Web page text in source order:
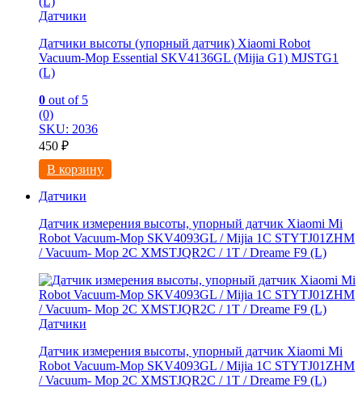
Датчики
Датчики высоты (упорный датчик) Xiaomi Robot
Vacuum-Mop Essential SKV4136GL (Mijia G1) MJSTG1
(L)
0 out of 5
(0)
SKU: 2036
450 ₽
В корзину
Датчики
Датчик измерения высоты, упорный датчик Xiaomi Mi
Robot Vacuum-Mop SKV4093GL / Mijia 1C STYTJ01ZHM
/ Vacuum- Mop 2C XMSTJQR2C / 1T / Dreame F9 (L)
Датчики
Датчик измерения высоты, упорный датчик Xiaomi Mi
Robot Vacuum-Mop SKV4093GL / Mijia 1C STYTJ01ZHM
/ Vacuum- Mop 2C XMSTJQR2C / 1T / Dreame F9 (L)